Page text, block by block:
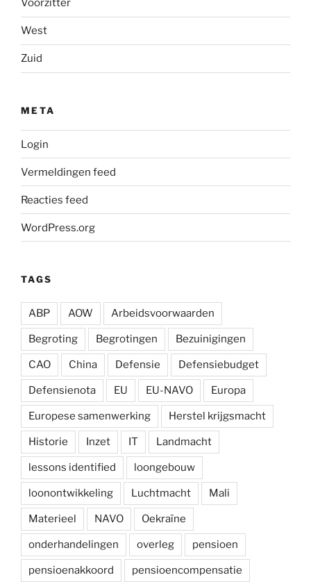
Voorzitter
West
Zuid
META
Login
Vermeldingen feed
Reacties feed
WordPress.org
TAGS
ABP AOW Arbeidsvoorwaarden
Begroting Begrotingen Bezuinigingen
CAO China Defensie Defensiebudget
Defensienota EU EU-NAVO Europa
Europese samenwerking Herstel krijgsmacht
Historie Inzet IT Landmacht
lessons identified loongebouw
loonontwikkeling Luchtmacht Mali
Materieel NAVO Oekraïne
onderhandelingen overleg pensioen
pensioenakkoord pensioencompensatie